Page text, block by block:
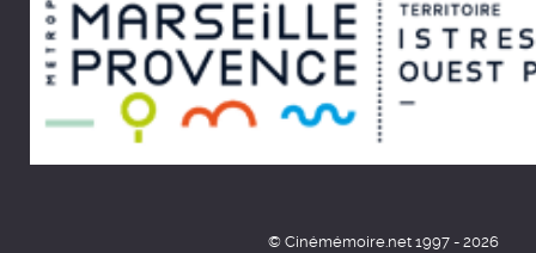
© Cinémémoire.net 1997 - 2026